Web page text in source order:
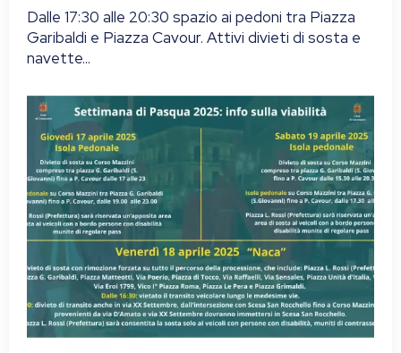
Dalle 17:30 alle 20:30 spazio ai pedoni tra Piazza
Garibaldi e Piazza Cavour. Attivi divieti di sosta e
navette...